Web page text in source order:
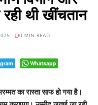
थी खींचतान
0 MIN READ
Whatsapp
का रास्ता साफ हो गया है।